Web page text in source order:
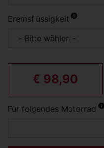
Bremsflüssigkeit
€ 98,90
Für folgendes Motorrad